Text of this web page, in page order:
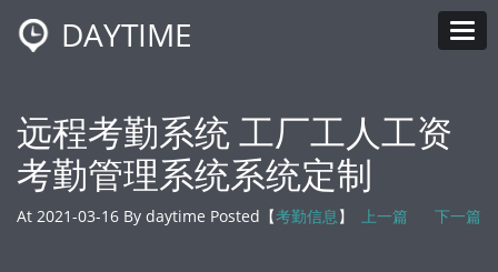
DAYTIME
远程考勤系统 工厂工人工资
考勤管理系统系统定制
At 2021-03-16 By daytime Posted【考勤信息】 上一篇 下一篇